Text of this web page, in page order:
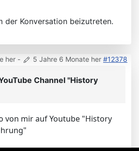
der Konversation beizutreten.
her - 5 Jahre 6 Monate her #12378
Channel "History
von mir auf Youtube "History